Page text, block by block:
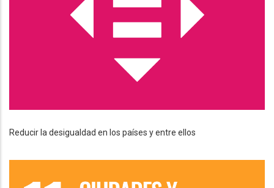
Reducir la desigualdad en los países y entre ellos